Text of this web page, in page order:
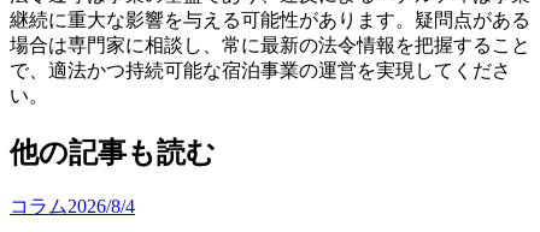
継続に重大な影響を与える可能性があります。疑問点がある
場合は専門家に相談し、常に最新の法令情報を把握すること
で、適法かつ持続可能な宿泊事業の運営を実現してくださ
い。
他の記事も読む
コラム2026/8/4